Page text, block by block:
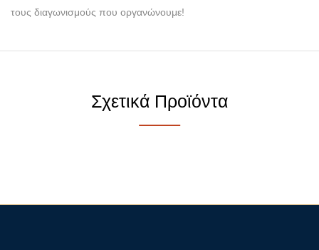
τους διαγωνισμούς που οργανώνουμε!
Σχετικά Προϊόντα